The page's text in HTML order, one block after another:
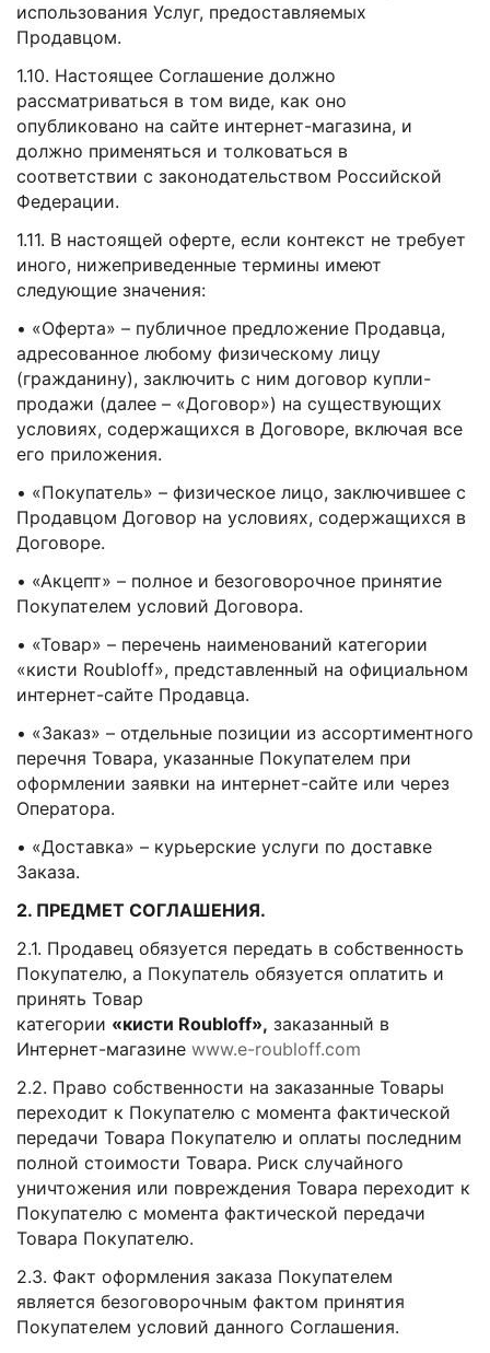
использования Услуг, предоставляемых
Продавцом.
1.10. Настоящее Соглашение должно
рассматриваться в том виде, как оно
опубликовано на сайте интернет-магазина, и
должно применяться и толковаться в
соответствии с законодательством Российской
Федерации.
1.11. В настоящей оферте, если контекст не требует
иного, нижеприведенные термины имеют
следующие значения:
• «Оферта» – публичное предложение Продавца,
адресованное любому физическому лицу
(гражданину), заключить с ним договор купли-
продажи (далее – «Договор») на существующих
условиях, содержащихся в Договоре, включая все
его приложения.
• «Покупатель» – физическое лицо, заключившее с
Продавцом Договор на условиях, содержащихся в
Договоре.
• «Акцепт» – полное и безоговорочное принятие
Покупателем условий Договора.
• «Товар» – перечень наименований категории
«кисти Roubloff», представленный на официальном
интернет-сайте Продавца.
• «Заказ» – отдельные позиции из ассортиментного
перечня Товара, указанные Покупателем при
оформлении заявки на интернет-сайте или через
Оператора.
• «Доставка» – курьерские услуги по доставке
Заказа.
2. ПРЕДМЕТ СОГЛАШЕНИЯ.
2.1. Продавец обязуется передать в собственность
Покупателю, а Покупатель обязуется оплатить и
принять Товар
категории «кисти Roubloff», заказанный в
Интернет-магазине www.e-roubloff.com
2.2. Право собственности на заказанные Товары
переходит к Покупателю с момента фактической
передачи Товара Покупателю и оплаты последним
полной стоимости Товара. Риск случайного
уничтожения или повреждения Товара переходит к
Покупателю с момента фактической передачи
Товара Покупателю.
2.3. Факт оформления заказа Покупателем
является безоговорочным фактом принятия
Покупателем условий данного Соглашения.